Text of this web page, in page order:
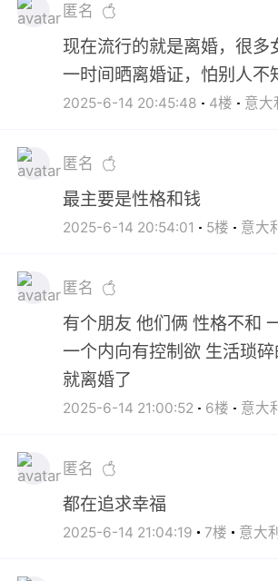
匿名
现在流行的就是离婚，很多
一时间晒离婚证，怕别人不
2025-6-14 20:45:48 4楼 意大
匿名
最主要是性格和钱
2025-6-14 20:54:01 5楼 意大
匿名
有个朋友 他们俩 性格不和
一个内向有控制欲 生活琐
就离婚了
2025-6-14 21:00:52 6楼 意大
匿名
都在追求幸福
2025-6-14 21:04:19 7楼 意大利